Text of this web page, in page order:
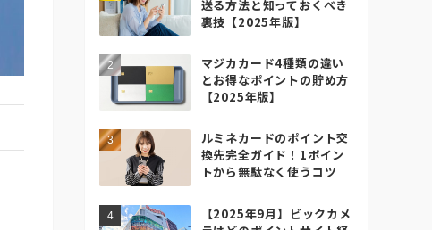
送る方法と知っておくべき
裏技【2025年版】
マジカカード4種類の違い
とお得なポイントの貯め方
【2025年版】
ルミネカードのポイント交
換先完全ガイド！1ポイン
トから無駄なく使うコツ
【2025年9月】ビックカメ